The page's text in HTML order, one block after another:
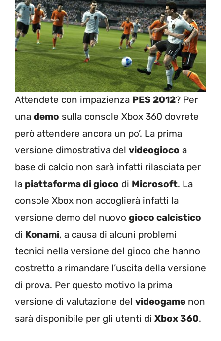
Attendete con impazienza PES 2012? Per
una demo sulla console Xbox 360 dovrete
però attendere ancora un po’. La prima
versione dimostrativa del videogioco a
base di calcio non sarà infatti rilasciata per
la piattaforma di gioco di Microsoft. La
console Xbox non accoglierà infatti la
versione demo del nuovo gioco calcistico
di Konami, a causa di alcuni problemi
tecnici nella versione del gioco che hanno
costretto a rimandare l’uscita della versione
di prova. Per questo motivo la prima
versione di valutazione del videogame non
sarà disponibile per gli utenti di Xbox 360.